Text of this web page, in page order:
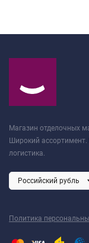
Магазин отделочных
Широкий
логистика.
Политика